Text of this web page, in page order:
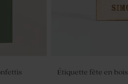
Étiquette fête en bois